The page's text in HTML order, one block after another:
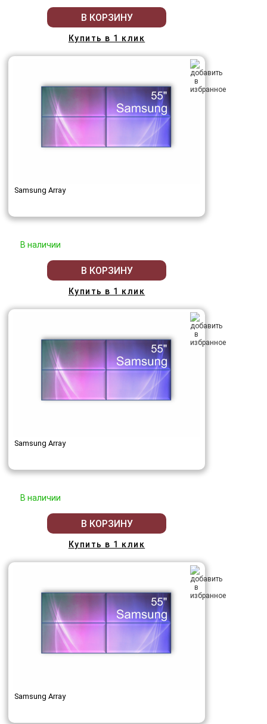
В КОРЗИНУ
Купить в 1 клик
Samsung Array
В наличии
В КОРЗИНУ
Купить в 1 клик
Samsung Array
В наличии
В КОРЗИНУ
Купить в 1 клик
Samsung Array